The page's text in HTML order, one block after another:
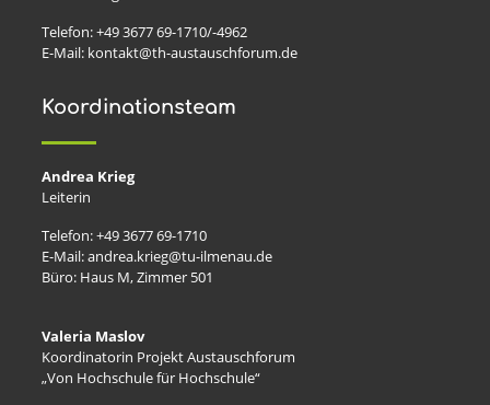
Telefon: +49 3677 69-1710/-4962
E-Mail: kontakt@th-austauschforum.de
Koordinationsteam
Andrea Krieg
Leiterin
Telefon: +49 3677 69-1710
E-Mail: andrea.krieg@tu-ilmenau.de
Büro: Haus M, Zimmer 501
Valeria Maslov
Koordinatorin Projekt Austauschforum
„Von Hochschule für Hochschule“